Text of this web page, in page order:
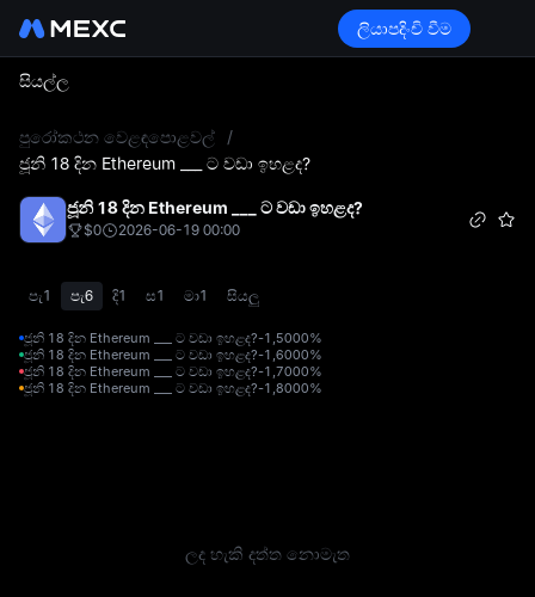
ලියාපදිංචි වීම
සියල්ල
පුරෝකථන වෙළඳපොළවල්
/
ජූනි 18 දින Ethereum ___ ට වඩා ඉහළද?
ජූනි 18 දින Ethereum ___ ට වඩා ඉහළද?
$0 2026-06-19 00:00
පැ1 පැ6 දි1 ස1 මා1 සියලු
ජූනි 18 දින Ethereum ___ ට වඩා ඉහළද?-1,5000%
ජූනි 18 දින Ethereum ___ ට වඩා ඉහළද?-1,6000%
ජූනි 18 දින Ethereum ___ ට වඩා ඉහළද?-1,7000%
ජූනි 18 දින Ethereum ___ ට වඩා ඉහළද?-1,8000%
ලද හැකි දත්ත නොමැත